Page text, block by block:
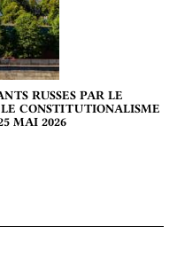
RUSSES PAR LE
CONSTITUTIONALISME
MAI 2026